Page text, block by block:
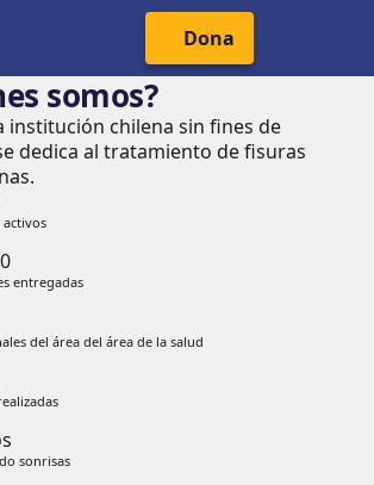
del SitioDona
somos?
institución chilena sin fines de
dedica al tratamiento de fisuras
activos
entregadas
del área del área de la salud
sonrisas